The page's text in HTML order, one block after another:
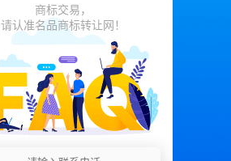
商标交易，
请认准名品商标转让网！